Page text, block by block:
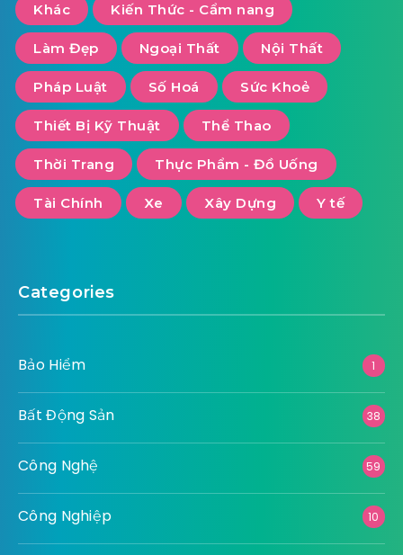
Khác Kiến Thức - Cẩm nang
Làm Đẹp Ngoại Thất Nội Thất
Pháp Luật Số Hoá Sức Khoẻ
Thiết Bị Kỹ Thuật Thể Thao
Thời Trang Thực Phẩm - Đồ Uống
Tài Chính Xe Xây Dựng Y tế
Categories
Bảo Hiểm 1
Bất Động Sản 38
Công Nghệ 59
Công Nghiệp 10